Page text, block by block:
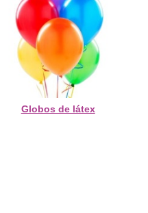
Globos de látex